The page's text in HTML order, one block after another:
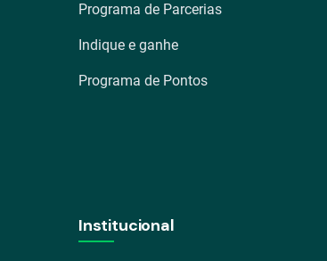
Programa de Parcerias
Indique e ganhe
Programa de Pontos
Institucional